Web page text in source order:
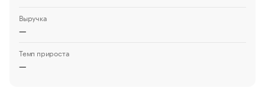
Выручка
—
Темп прироста
—